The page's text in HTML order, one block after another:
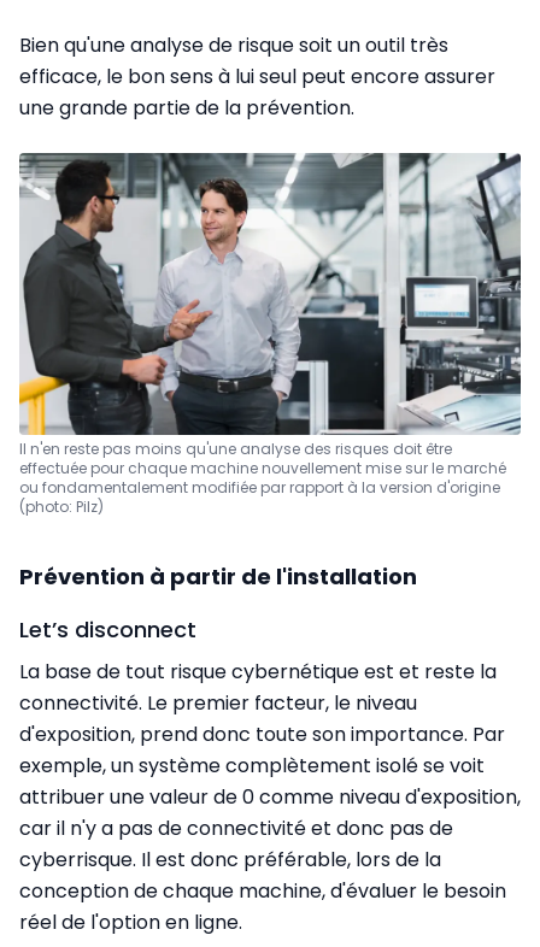
Bien qu'une analyse de risque soit un outil très
efficace, le bon sens à lui seul peut encore assurer
une grande partie de la prévention.
Il n'en reste pas moins qu'une analyse des risques doit être
effectuée pour chaque machine nouvellement mise sur le marché
ou fondamentalement modifiée par rapport à la version d'origine
(photo: Pilz)
Prévention à partir de l'installation
Let’s disconnect
La base de tout risque cybernétique est et reste la
connectivité. Le premier facteur, le niveau
d'exposition, prend donc toute son importance. Par
exemple, un système complètement isolé se voit
attribuer une valeur de 0 comme niveau d'exposition,
car il n'y a pas de connectivité et donc pas de
cyberrisque. Il est donc préférable, lors de la
conception de chaque machine, d'évaluer le besoin
réel de l'option en ligne.